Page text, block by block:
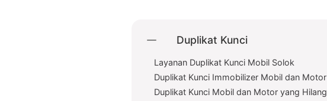
Duplikat Kunci
Layanan Duplikat Kunci Mobil Solok
Duplikat Kunci Immobilizer Mobil dan Motor
Duplikat Kunci Mobil dan Motor yang Hilang